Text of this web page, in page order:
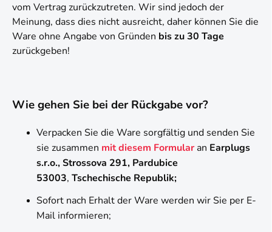
vom Vertrag zurückzutreten. Wir sind jedoch der
Meinung, dass dies nicht ausreicht, daher können Sie die
Ware ohne Angabe von Gründen bis zu 30 Tage
zurückgeben!
Wie gehen Sie bei der Rückgabe vor?
Verpacken Sie die Ware sorgfältig und senden Sie
sie zusammen mit diesem Formular an Earplugs
s.r.o., Strossova 291, Pardubice
53003, Tschechische Republik;
Sofort nach Erhalt der Ware werden wir Sie per E-
Mail informieren;